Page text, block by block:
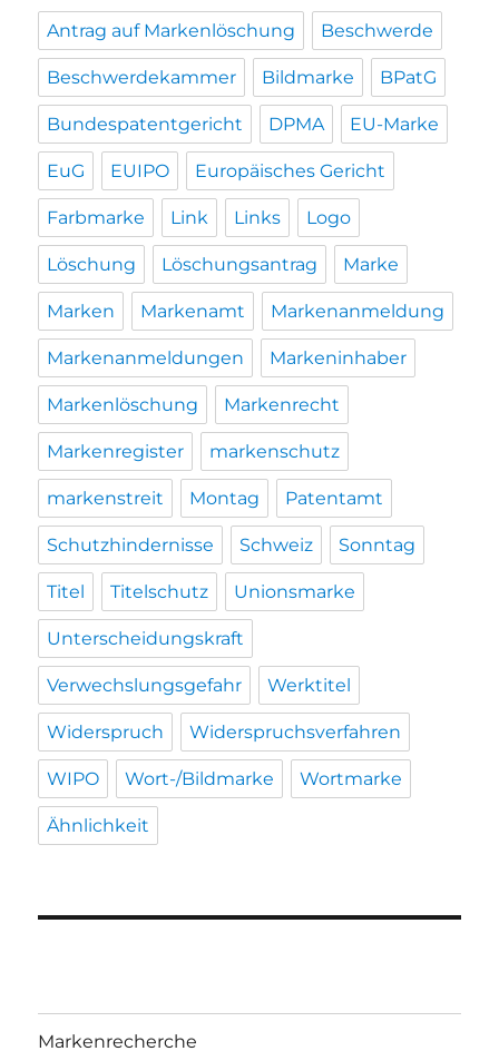
Antrag auf Markenlöschung Beschwerde
Beschwerdekammer Bildmarke BPatG
Bundespatentgericht DPMA EU-Marke
EuG EUIPO Europäisches Gericht
Farbmarke Link Links Logo
Löschung Löschungsantrag Marke
Marken Markenamt Markenanmeldung
Markenanmeldungen Markeninhaber
Markenlöschung Markenrecht
Markenregister markenschutz
markenstreit Montag Patentamt
Schutzhindernisse Schweiz Sonntag
Titel Titelschutz Unionsmarke
Unterscheidungskraft
Verwechslungsgefahr Werktitel
Widerspruch Widerspruchsverfahren
WIPO Wort-/Bildmarke Wortmarke
Ähnlichkeit
Markenrecherche